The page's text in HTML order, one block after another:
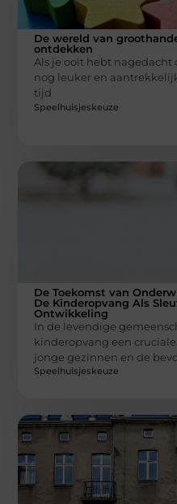
De wereld van
ontdekken
Als je ooit hebt nagedacht
nog leuker en
tijd
Speelhuisjeskeuze
De Toekomst van
De Kinderopvang Als
Ontwikkeling
In de levendige
kinderopvang een
jonge gezinnen en de
Speelhuisjeskeuze